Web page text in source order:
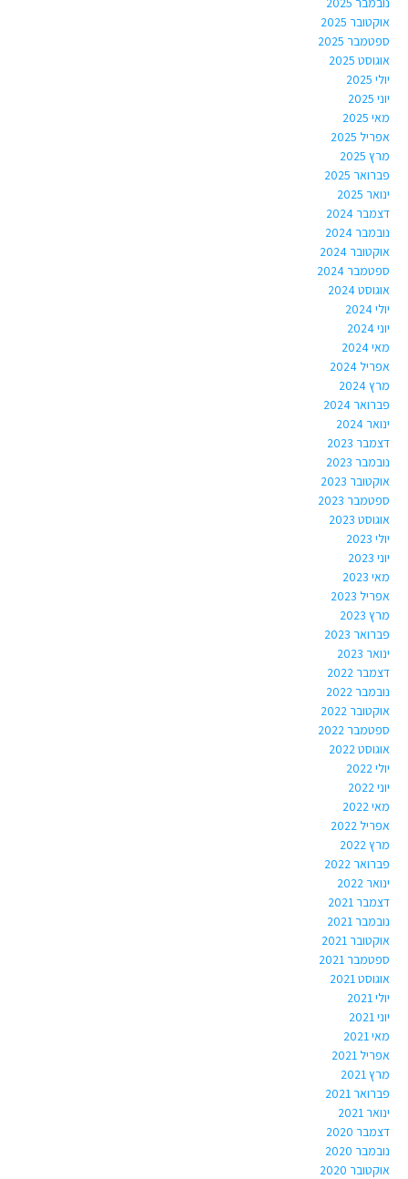
אוקטובר 2025
ספטמבר 2025
אוגוסט 2025
יולי 2025
יוני 2025
מאי 2025
אפריל 2025
מרץ 2025
פברואר 2025
ינואר 2025
דצמבר 2024
נובמבר 2024
אוקטובר 2024
ספטמבר 2024
אוגוסט 2024
יולי 2024
יוני 2024
מאי 2024
אפריל 2024
מרץ 2024
פברואר 2024
ינואר 2024
דצמבר 2023
נובמבר 2023
אוקטובר 2023
ספטמבר 2023
אוגוסט 2023
יולי 2023
יוני 2023
מאי 2023
אפריל 2023
מרץ 2023
פברואר 2023
ינואר 2023
דצמבר 2022
נובמבר 2022
אוקטובר 2022
ספטמבר 2022
אוגוסט 2022
יולי 2022
יוני 2022
מאי 2022
אפריל 2022
מרץ 2022
פברואר 2022
ינואר 2022
דצמבר 2021
נובמבר 2021
אוקטובר 2021
ספטמבר 2021
אוגוסט 2021
יולי 2021
יוני 2021
מאי 2021
אפריל 2021
מרץ 2021
פברואר 2021
ינואר 2021
דצמבר 2020
נובמבר 2020
אוקטובר 2020